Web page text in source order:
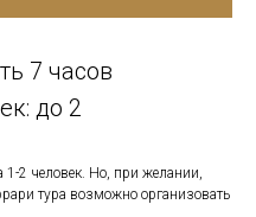
7 часов
до 2
1-2 человек. Но, при желании,
тура возможно организовать